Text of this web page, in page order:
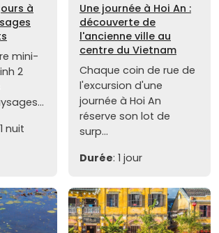
à
mini-
2
nuit
Une journée à Hoi An :
découverte de
l'ancienne ville au
centre du Vietnam
Chaque coin de rue de
l'excursion d'une
journée à Hoi An
réserve son lot de
surp...
Durée: 1 jour